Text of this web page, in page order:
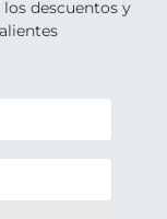
descuentos y